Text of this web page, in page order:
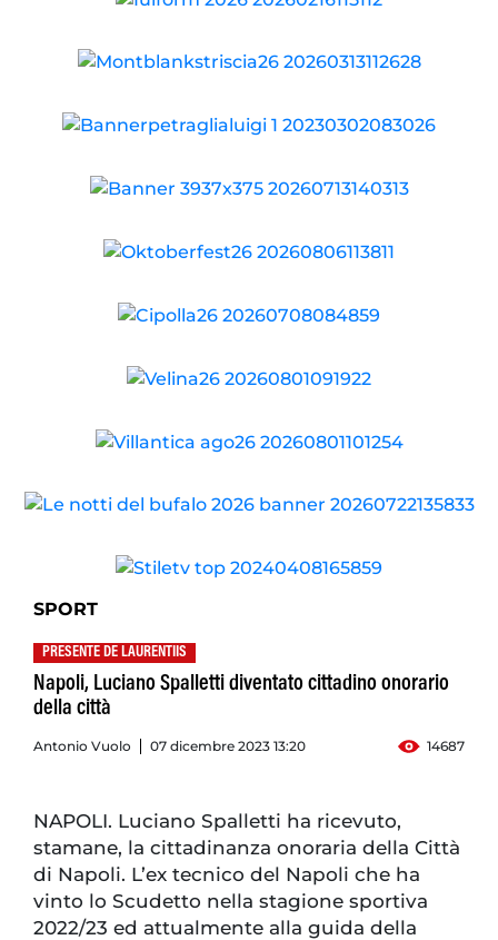
SPORT
PRESENTE DE LAURENTIIS
Napoli, Luciano Spalletti diventato cittadino onorario
della città
Antonio Vuolo 07 dicembre 2023 13:20 14687
NAPOLI. Luciano Spalletti ha ricevuto,
stamane, la cittadinanza onoraria della Città
di Napoli. L’ex tecnico del Napoli che ha
vinto lo Scudetto nella stagione sportiva
2022/23 ed attualmente alla guida della